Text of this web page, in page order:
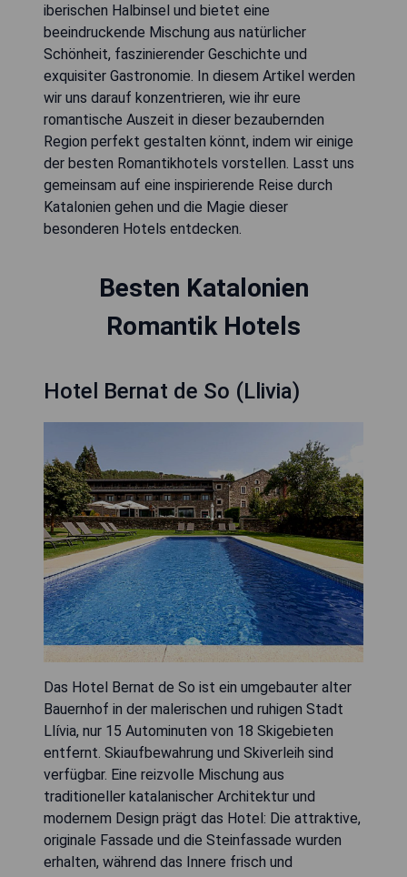
iberischen Halbinsel und bietet eine
beeindruckende Mischung aus natürlicher
Schönheit, faszinierender Geschichte und
exquisiter Gastronomie. In diesem Artikel werden
wir uns darauf konzentrieren, wie ihr eure
romantische Auszeit in dieser bezaubernden
Region perfekt gestalten könnt, indem wir einige
der besten Romantikhotels vorstellen. Lasst uns
gemeinsam auf eine inspirierende Reise durch
Katalonien gehen und die Magie dieser
besonderen Hotels entdecken.
Besten Katalonien
Romantik Hotels
Hotel Bernat de So (Llivia)
Das Hotel Bernat de So ist ein umgebauter alter
Bauernhof in der malerischen und ruhigen Stadt
Llívia, nur 15 Autominuten von 18 Skigebieten
entfernt. Skiaufbewahrung und Skiverleih sind
verfügbar. Eine reizvolle Mischung aus
traditioneller katalanischer Architektur und
modernem Design prägt das Hotel: Die attraktive,
originale Fassade und die Steinfassade wurden
erhalten, während das Innere frisch und